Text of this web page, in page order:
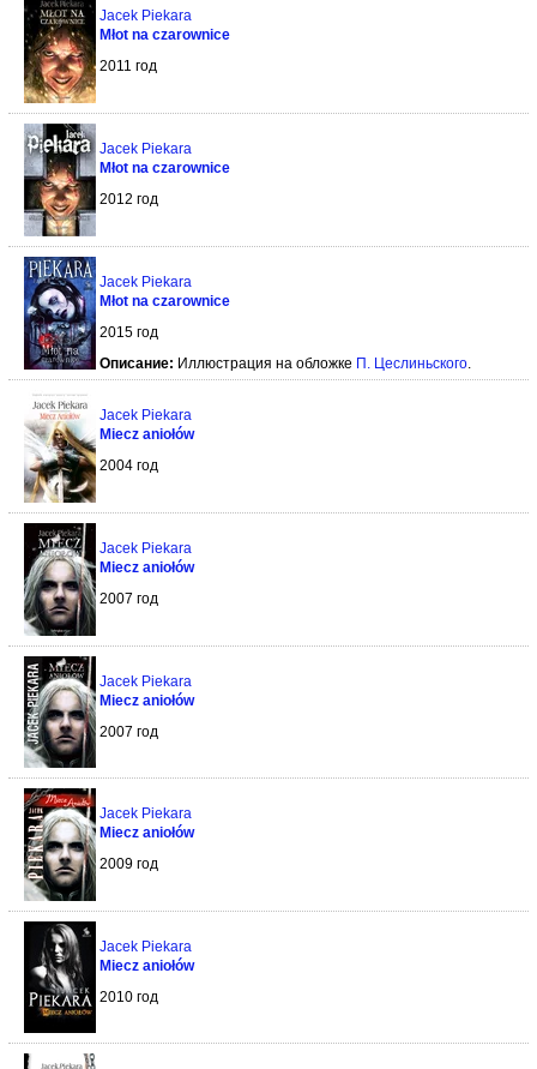
Jacek Piekara
Młot na czarownice
2011 год
Jacek Piekara
Młot na czarownice
2012 год
Jacek Piekara
Młot na czarownice
2015 год
Описание: Иллюстрация на обложке П. Цеслиньского.
Jacek Piekara
Miecz aniołów
2004 год
Jacek Piekara
Miecz aniołów
2007 год
Jacek Piekara
Miecz aniołów
2007 год
Jacek Piekara
Miecz aniołów
2009 год
Jacek Piekara
Miecz aniołów
2010 год